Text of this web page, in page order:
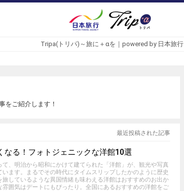
Tripa(トリパ)～旅に＋αを｜powered by 日本旅行
をご紹介します！
最近投稿された記事
なる！フォトジェニックな洋館10選
、明治から昭和にかけて建てられた「洋館」が、観光や写真
ます。まるでその時代にタイムスリップしたかのように歴史
しているような異国情緒も味わえる洋館はおすすめのお出か
囲気はデートにもぴったり。全国にあるおすすめの洋館をご